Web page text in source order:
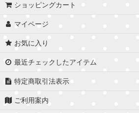
ショッピングカート
マイページ
お気に入り
最近チェックしたアイテム
特定商取引法表示
ご利用案内